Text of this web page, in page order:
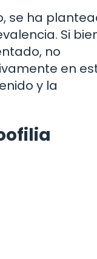
se ha
Si
no
en
y la